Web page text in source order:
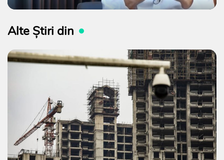
Alte Știri din